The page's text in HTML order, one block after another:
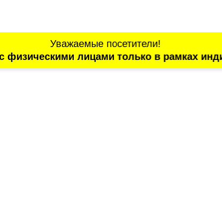
Уважаемые посетители!
физическими лицами только в рамках